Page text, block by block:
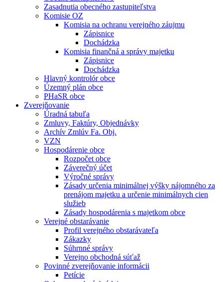
Zasadnutia obecného zastupiteľstva
Komisie OZ
Komisia na ochranu verejného záujmu
Zápisnice
Dochádzka
Komisia finančná a správy majetku
Zápisnice
Dochádzka
Hlavný kontrolór obce
Územný plán obce
PHaSR obce
Zverejňovanie
Úradná tabuľa
Zmluvy, Faktúry, Objednávky
Archív Zmlúv Fa. Obj.
VZN
Hospodárenie obce
Rozpočet obce
Záverečný účet
Výročné správy
Zásady určenia minimálnej výšky nájomného za
prenájom majetku a určenie minimálnych cien
služieb
Zásady hospodárenia s majetkom obce
Verejné obstarávanie
Profil verejného obstarávateľa
Zákazky
Súhrnné správy
Verejno obchodná súťaž
Povinné zverejňovanie informácii
Petície